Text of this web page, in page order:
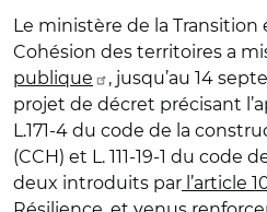
Le ministère de la Transition
Cohésion des territoires a
publique
, jusqu’au 14
projet de décret précisant
L.171-4 du code de la
(CCH) et L. 111-19-1 du code
deux introduits par l’article